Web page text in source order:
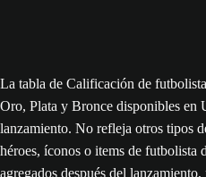
La tabla de Calificación de
Oro, Plata y Bronce disponibles en
lanzamiento. No refleja otros tipos
héroes, íconos o items de futbolista
agregados después del